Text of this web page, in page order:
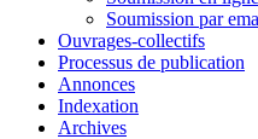
Soumission par
Ouvrages-collectifs
Processus de publication
Annonces
Indexation
Archives